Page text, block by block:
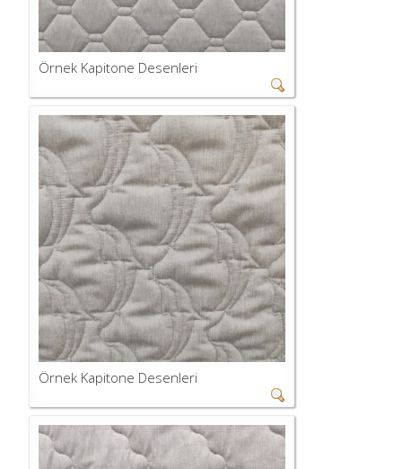
Örnek Kapitone Desenleri
Örnek Kapitone Desenleri